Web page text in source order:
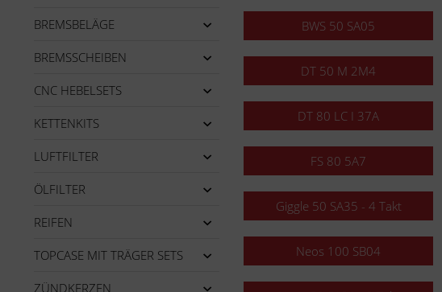
BREMSBELÄGE
BREMSSCHEIBEN
CNC HEBELSETS
KETTENKITS
LUFTFILTER
ÖLFILTER
REIFEN
TOPCASE MIT TRÄGER SETS
ZÜNDKERZEN
BWS 50 SA05
DT 50 M 2M4
DT 80 LC I 37A
FS 80 5A7
Giggle 50 SA35 - 4 Takt
Neos 100 SB04